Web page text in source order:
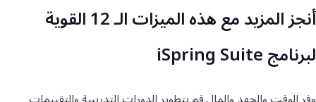
أنجز المزيد مع هذه الميزات الـ 12 القوية
لبرنامج iSpring Suite